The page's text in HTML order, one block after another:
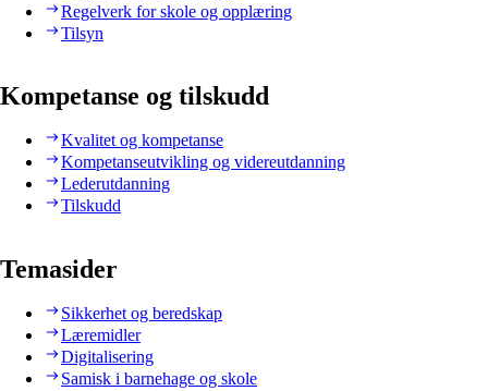
Regelverk for skole og opplæring
Tilsyn
Kompetanse og tilskudd
Kvalitet og kompetanse
Kompetanseutvikling og videreutdanning
Lederutdanning
Tilskudd
Temasider
Sikkerhet og beredskap
Læremidler
Digitalisering
Samisk i barnehage og skole